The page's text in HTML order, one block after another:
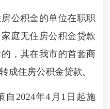
积金的单位在职职
庭无住房公积金贷款
的，其在我市的首套商
成住房公积金贷款。
2024年4月1日起施